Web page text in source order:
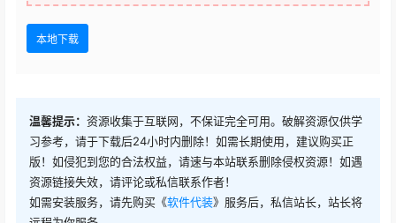
本地下载
温馨提示： 资源收集于互联网，不保证完全可用。破解资源仅供学
习参考，请于下载后24小时内删除！如需长期使用，建议购买正
版！如侵犯到您的合法权益，请速与本站联系删除侵权资源！如遇
资源链接失效，请评论或私信联系作者！
如需安装服务，请先购买《软件代装》服务后，私信站长，站长将